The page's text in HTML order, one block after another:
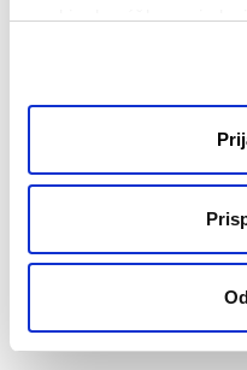
cookie do vášho
S.p.A. does not accept